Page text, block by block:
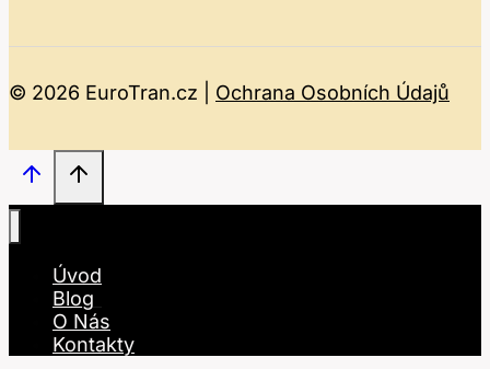
© 2026 EuroTran.cz | Ochrana Osobních Údajů
Úvod
Blog
O Nás
Kontakty